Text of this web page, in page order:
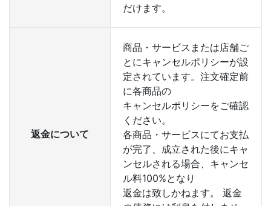
だけます。
返金について
商品・サービスまたは店舗ご
とにキャンセルポリシーが設
定されています。注文確定前
に各商品の
キャンセルポリシーをご確認
ください。
各商品・サービスにてお支払
が完了、成立された後にキャ
ンセルされる場合、キャンセ
ル料100%となり
返金は致しかねます。 返金